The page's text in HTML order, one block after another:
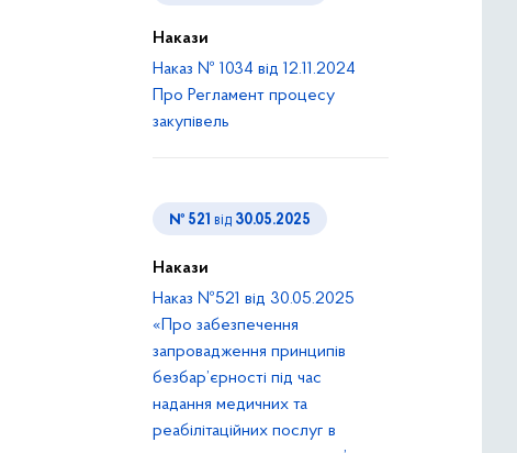
Накази
Наказ № 1034 від 12.11.2024
Про Регламент процесу
закупівель
№ 521 від 30.05.2025
Накази
Наказ №521 від 30.05.2025
«Про забезпечення
запровадження принципів
безбар’єрності під час
надання медичних та
реабілітаційних послуг в